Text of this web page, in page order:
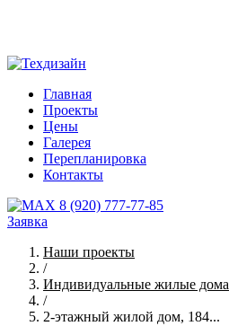
Главная
Проекты
Цены
Галерея
Перепланировка
Контакты
8 (920) 777-77-85
Заявка
Наши проекты
/
Индивидуальные жилые дома
/
2-этажный жилой дом, 184...